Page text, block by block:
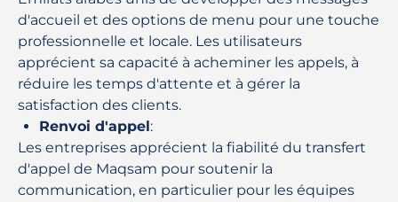
d'accueil et des options de menu pour une touche
professionnelle et locale. Les utilisateurs
apprécient sa capacité à acheminer les appels, à
réduire les temps d'attente et à gérer la
satisfaction des clients.
Renvoi d'appel:
Les entreprises apprécient la fiabilité du transfert
d'appel de Maqsam pour soutenir la
communication, en particulier pour les équipes